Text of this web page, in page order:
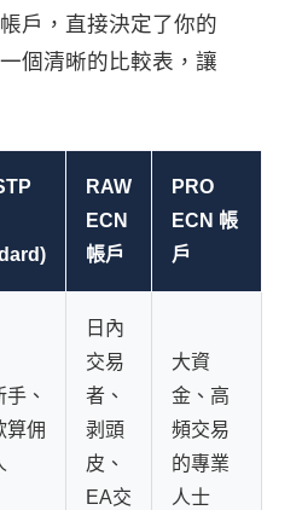
戶，直接決定了你的
個清晰的比較表，讓
RAW
ECN
帳戶
PRO
ECN 帳
戶
、
算佣
日內
交易
者、
剥頭
皮、
EA交
大資
金、高
頻交易
的專業
人士